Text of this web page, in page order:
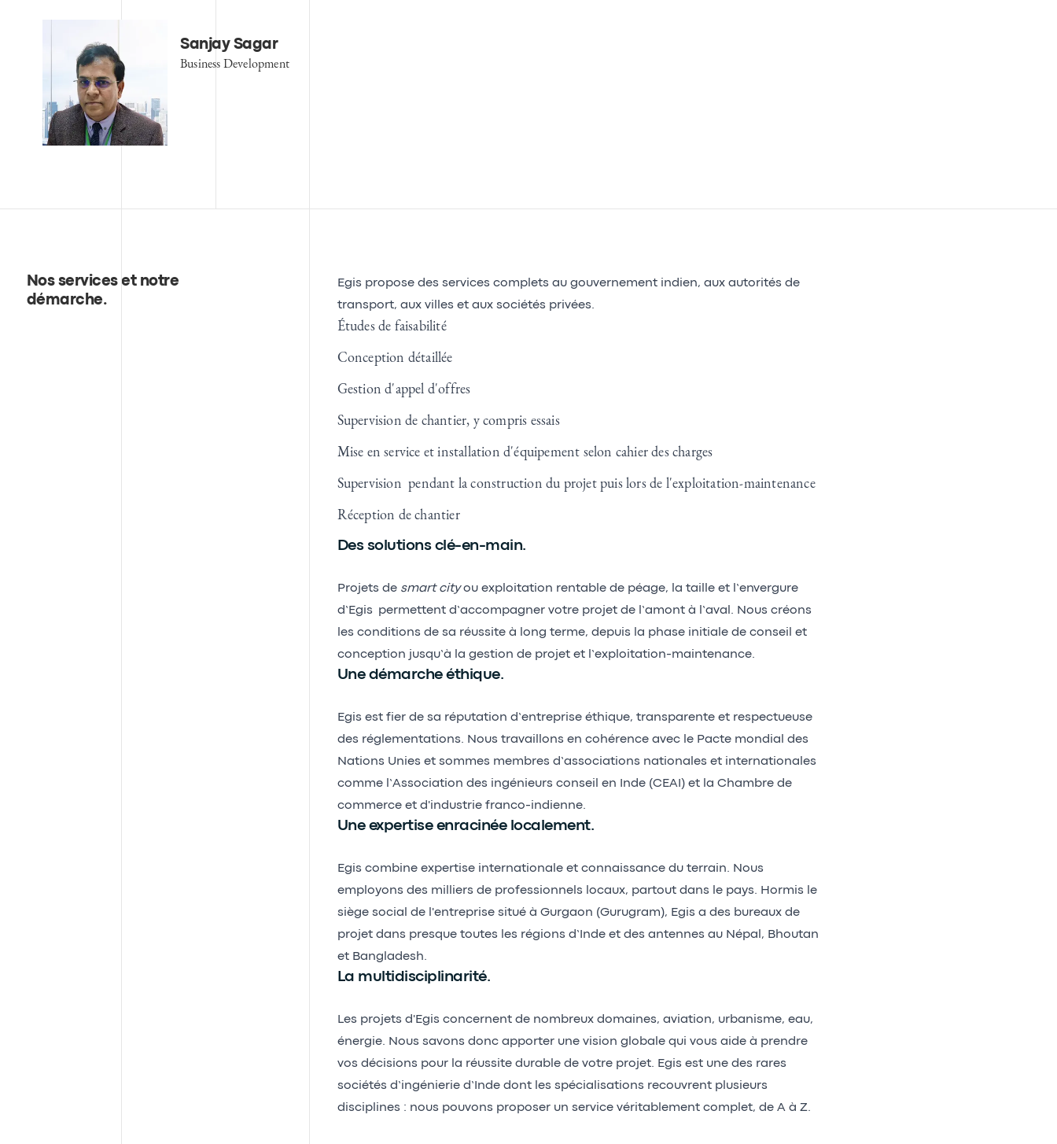
Sanjay Sagar
Business Development
Nos services et notre
démarche.
Egis propose des services complets au gouvernement indien, aux autorités de
transport, aux villes et aux sociétés privées.
Études de faisabilité
Conception détaillée
Gestion d'appel d'offres
Supervision de chantier, y compris essais
Mise en service et installation d'équipement selon cahier des charges
Supervision pendant la construction du projet puis lors de l'exploitation-maintenance
Réception de chantier
Des solutions clé-en-main.
Projets de smart cityou exploitation rentable de péage, la taille et l’envergure
d’Egis permettent d’accompagner votre projet de l’amont à l’aval. Nous créons
les conditions de sa réussite à long terme, depuis la phase initiale de conseil et
conception jusqu’à la gestion de projet et l’exploitation-maintenance.
Une démarche éthique.
Egis est fier de sa réputation d’entreprise éthique, transparente et respectueuse
des réglementations. Nous travaillons en cohérence avec le Pacte mondial des
Nations Unies et sommes membres d’associations nationales et internationales
comme l’Association des ingénieurs conseil en Inde (CEAI) et la Chambre de
commerce et d'industrie franco-indienne.
Une expertise enracinée localement.
Egis combine expertise internationale et connaissance du terrain. Nous
employons des milliers de professionnels locaux, partout dans le pays. Hormis le
siège social de l'entreprise situé à Gurgaon (Gurugram), Egis a des bureaux de
projet dans presque toutes les régions d’Inde et des antennes au Népal, Bhoutan
et Bangladesh.
La multidisciplinarité.
Les projets d'Egis concernent de nombreux domaines, aviation, urbanisme, eau,
énergie. Nous savons donc apporter une vision globale qui vous aide à prendre
vos décisions pour la réussite durable de votre projet. Egis est une des rares
sociétés d’ingénierie d’Inde dont les spécialisations recouvrent plusieurs
disciplines : nous pouvons proposer un service véritablement complet, de A à Z.